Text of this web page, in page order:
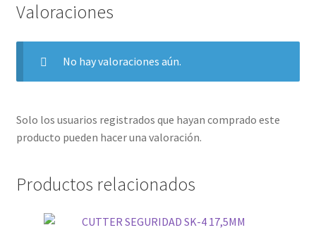
Valoraciones
No hay valoraciones aún.
Solo los usuarios registrados que hayan comprado este
producto pueden hacer una valoración.
Productos relacionados